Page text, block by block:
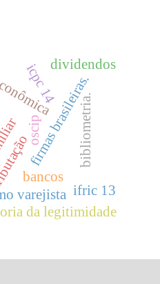
firmas brasileiras.
bibliometria.
bancos
oscip
varejista
da legitimidade
ifric 13
icpc 14dividendos